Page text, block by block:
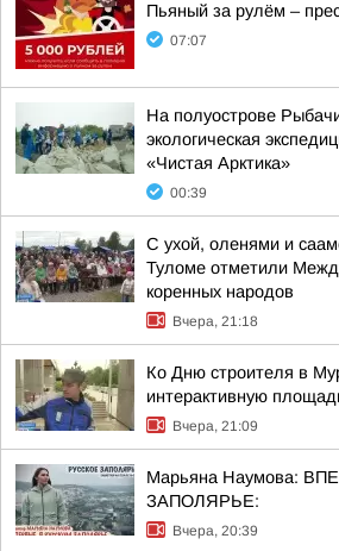
Пьяный за рулём –
07:07
На полуострове
экологическая
«Чистая Арктика»
00:39
С ухой, оленями и
Туломе отметили
коренных народов
Вчера, 21:18
Ко Дню строителя в
интерактивную
Вчера, 21:09
Марьяна Наумова:
ЗАПОЛЯРЬЕ:
Вчера, 20:39